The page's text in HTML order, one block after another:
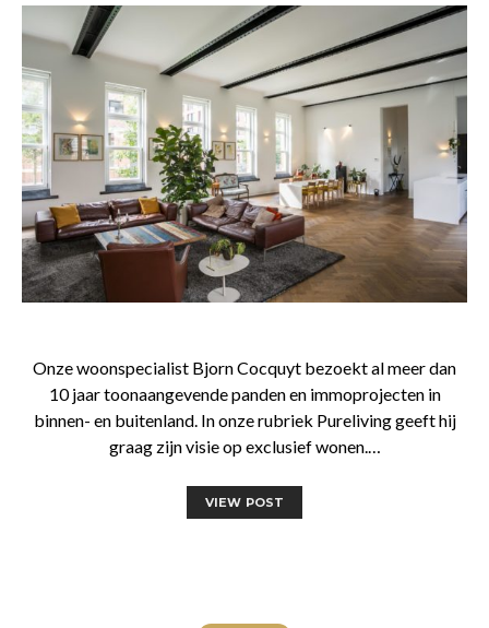
Onze woonspecialist Bjorn Cocquyt bezoekt al meer dan
10 jaar toonaangevende panden en immoprojecten in
binnen- en buitenland. In onze rubriek Pureliving geeft hij
graag zijn visie op exclusief wonen.…
VIEW POST